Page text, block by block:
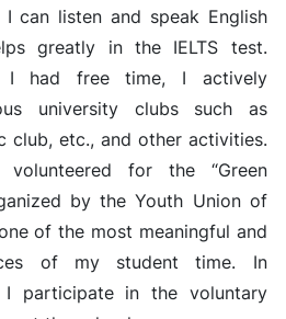
I can listen and speak English
greatly in the IELTS test.
I had free time, I actively
university clubs such as
club, etc., and other activities.
for the “Green
by the Youth Union of
of the most meaningful and
of my student time. In
I participate in the voluntary